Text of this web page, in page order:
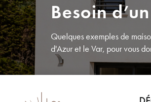
Besoin
Quelques exemples de
d'Azur et le Var, pour vous